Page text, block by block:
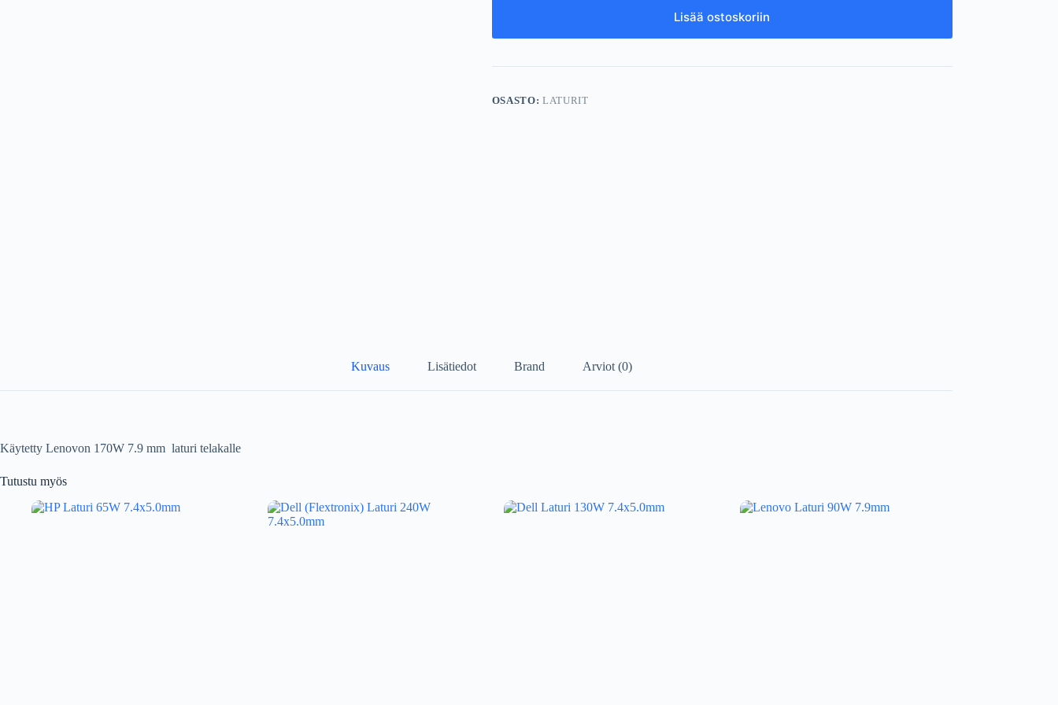
Lisää ostoskoriin
OSASTO: LATURIT
Kuvaus Lisätiedot Brand Arviot (0)
Käytetty Lenovon 170W 7.9 mm laturi telakalle
Tutustu myös